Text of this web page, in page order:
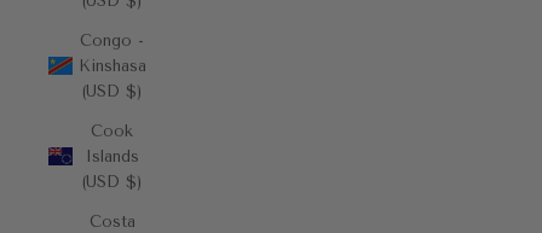
Congo -
Kinshasa
(USD $)
Cook
Islands
(USD $)
Costa